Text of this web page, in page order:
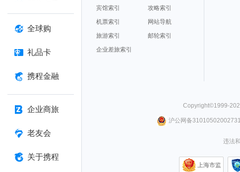
全球购
礼品卡
携程金融
企业商旅
老友会
关于携程
宾馆索引
攻略索引
机票索引
网站导航
旅游索引
邮轮索引
企业差旅索引
Copyright©1999-
沪公网备
违法
上海市监